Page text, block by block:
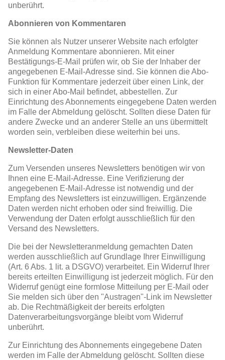
unberührt.
Abonnieren von Kommentaren
Sie können als Nutzer unserer Website nach erfolgter
Anmeldung Kommentare abonnieren. Mit einer
Bestätigungs-E-Mail prüfen wir, ob Sie der Inhaber der
angegebenen E-Mail-Adresse sind. Sie können die Abo-
Funktion für Kommentare jederzeit über einen Link, der
sich in einer Abo-Mail befindet, abbestellen. Zur
Einrichtung des Abonnements eingegebene Daten werden
im Falle der Abmeldung gelöscht. Sollten diese Daten für
andere Zwecke und an anderer Stelle an uns übermittelt
worden sein, verbleiben diese weiterhin bei uns.
Newsletter-Daten
Zum Versenden unseres Newsletters benötigen wir von
Ihnen eine E-Mail-Adresse. Eine Verifizierung der
angegebenen E-Mail-Adresse ist notwendig und der
Empfang des Newsletters ist einzuwilligen. Ergänzende
Daten werden nicht erhoben oder sind freiwillig. Die
Verwendung der Daten erfolgt ausschließlich für den
Versand des Newsletters.
Die bei der Newsletteranmeldung gemachten Daten
werden ausschließlich auf Grundlage Ihrer Einwilligung
(Art. 6 Abs. 1 lit. a DSGVO) verarbeitet. Ein Widerruf Ihrer
bereits erteilten Einwilligung ist jederzeit möglich. Für den
Widerruf genügt eine formlose Mitteilung per E-Mail oder
Sie melden sich über den "Austragen"-Link im Newsletter
ab. Die Rechtmäßigkeit der bereits erfolgten
Datenverarbeitungsvorgänge bleibt vom Widerruf
unberührt.
Zur Einrichtung des Abonnements eingegebene Daten
werden im Falle der Abmeldung gelöscht. Sollten diese